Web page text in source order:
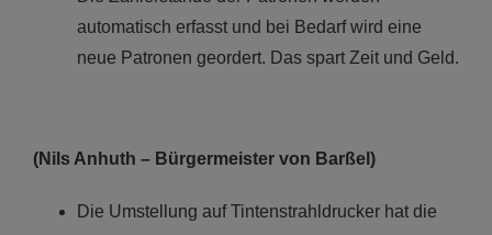
automatisch erfasst und bei Bedarf wird eine
neue Patronen geordert. Das spart Zeit und Geld.
(Nils Anhuth – Bürgermeister von Barßel)
Die Umstellung auf Tintenstrahldrucker hat die